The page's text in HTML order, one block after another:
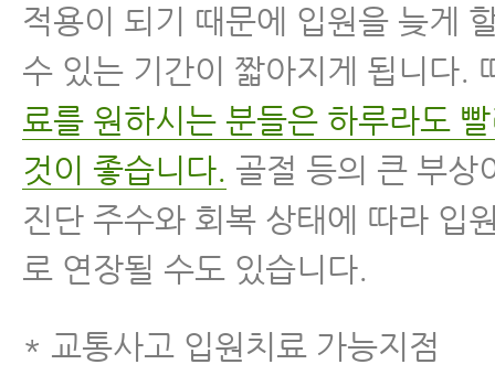
적용이 되기 때문에 입원을 늦게
수 있는 기간이 짧아지게 됩니다.
료를 원하시는 분들은 하루라도
것이 좋습니다. 골절 등의 큰 부상
진단 주수와 회복 상태에 따라 입
로 연장될 수도 있습니다.
* 교통사고 입원치료 가능지점